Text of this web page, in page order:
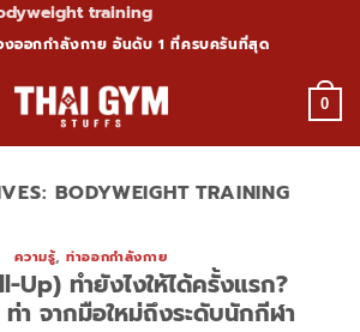
training
งออกกำลังกาย อันดับ 1 ที่ครบครันที่สุด
0
BODYWEIGHT TRAINING
ความรู้,ท่าออกกำลังกาย
Up) ทำยังไงให้ได้ครั้งแรก?
า จากมือใหม่ถึงระดับนักกีฬา